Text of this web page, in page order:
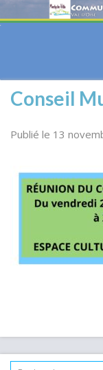
Conseil
Publié le 13